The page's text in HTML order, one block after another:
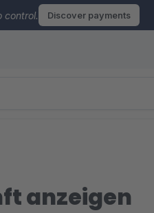
control. Discover payments
anzeigen